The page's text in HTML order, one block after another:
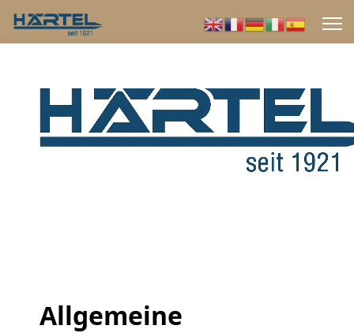
Allgemeine